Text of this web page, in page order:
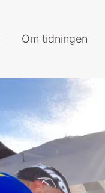
Om tidningen